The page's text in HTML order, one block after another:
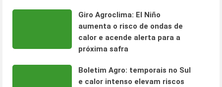
Giro Agroclima: El Niño
aumenta o risco de ondas de
calor e acende alerta para a
próxima safra
Boletim Agro: temporais no Sul
e calor intenso elevam riscos